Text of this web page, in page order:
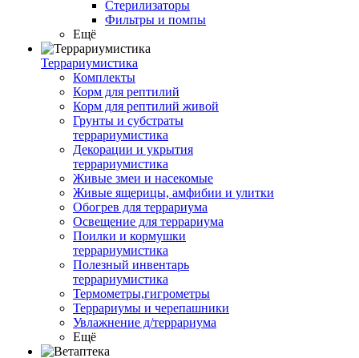
Стерилизаторы
Фильтры и помпы
Ещё
Террариумистика
Комплекты
Корм для рептилий
Корм для рептилий живой
Грунты и субстраты
террариумистика
Декорации и укрытия
террариумистика
Живые змеи и насекомые
Живые ящерицы, амфибии и улитки
Обогрев для террариума
Освещение для террариума
Поилки и кормушки
террариумистика
Полезный инвентарь
террариумистика
Термометры,гигрометры
Террариумы и черепашники
Увлажнение д/террариума
Ещё